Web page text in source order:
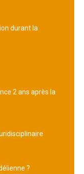
durant la
2 ans après la
?